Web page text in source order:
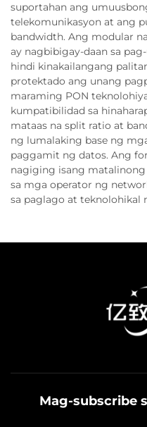
suportahan ang
telekomunikasyon at ang
bandwidth. Ang modular
ay nagbibigay-daan sa
hindi kinakailangang
protektado ang unang
maraming PON
kumpatibilidad sa
mataas na split ratio at
ng lumalaking base ng
paggamit ng datos. Ang
nagiging isang
sa mga operator ng
sa paglago at teknolohikal
Mag-subscribe